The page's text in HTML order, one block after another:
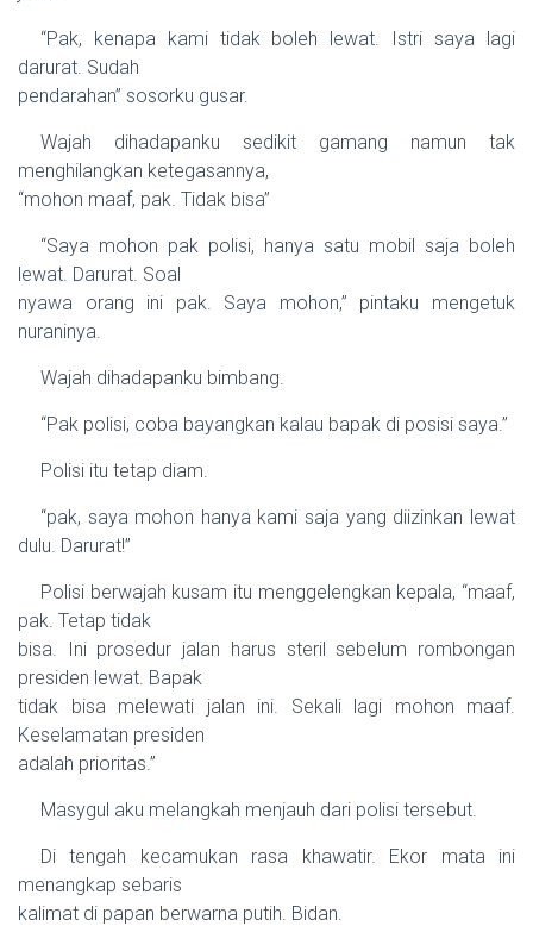
“Pak, kenapa kami tidak boleh lewat. Istri saya lagi
darurat. Sudah
pendarahan” sosorku gusar.
Wajah dihadapanku sedikit gamang namun tak
menghilangkan ketegasannya,
“mohon maaf, pak. Tidak bisa”
“Saya mohon pak polisi, hanya satu mobil saja boleh
lewat. Darurat. Soal
nyawa orang ini pak. Saya mohon,” pintaku mengetuk
nuraninya.
Wajah dihadapanku bimbang.
“Pak polisi, coba bayangkan kalau bapak di posisi saya.”
Polisi itu tetap diam.
“pak, saya mohon hanya kami saja yang diizinkan lewat
dulu. Darurat!”
Polisi berwajah kusam itu menggelengkan kepala, “maaf,
pak. Tetap tidak
bisa. Ini prosedur jalan harus steril sebelum rombongan
presiden lewat. Bapak
tidak bisa melewati jalan ini. Sekali lagi mohon maaf.
Keselamatan presiden
adalah prioritas.”
Masygul aku melangkah menjauh dari polisi tersebut.
Di tengah kecamukan rasa khawatir. Ekor mata ini
menangkap sebaris
kalimat di papan berwarna putih. Bidan.